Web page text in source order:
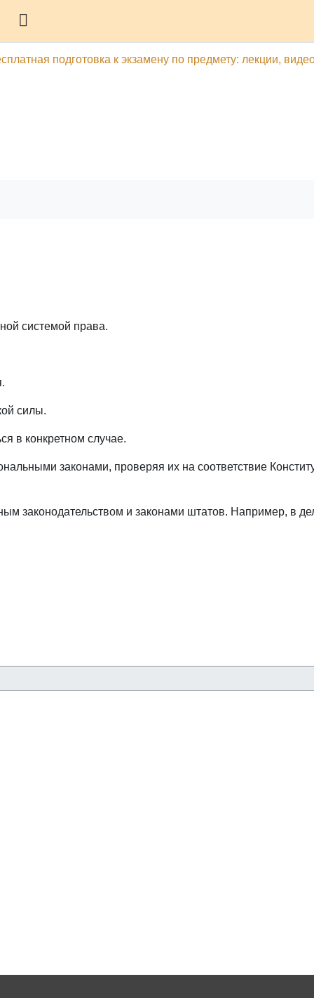
подготовка к экзамену по предмету: лекции,
системой права.
силы.
в конкретном случае.
законами, проверяя их на соответствие
законодательством и законами штатов. Например, в